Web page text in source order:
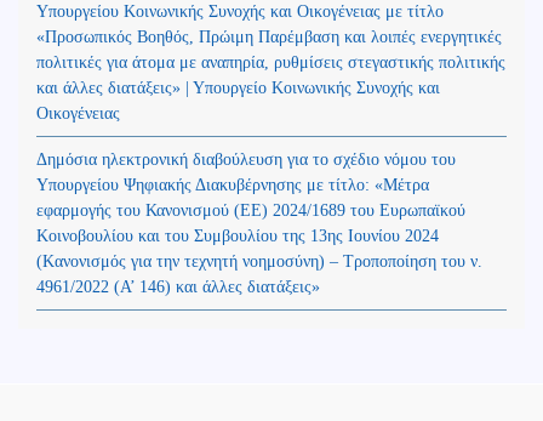
Υπουργείου Κοινωνικής Συνοχής και Οικογένειας με τίτλο
«Προσωπικός Βοηθός, Πρώιμη Παρέμβαση και λοιπές ενεργητικές
πολιτικές για άτομα με αναπηρία, ρυθμίσεις στεγαστικής πολιτικής
και άλλες διατάξεις» | Υπουργείο Κοινωνικής Συνοχής και
Οικογένειας
Δημόσια ηλεκτρονική διαβούλευση για το σχέδιο νόμου του
Υπουργείου Ψηφιακής Διακυβέρνησης με τίτλο: «Μέτρα
εφαρμογής του Κανονισμού (ΕΕ) 2024/1689 του Ευρωπαϊκού
Κοινοβουλίου και του Συμβουλίου της 13ης Ιουνίου 2024
(Kανονισμός για την τεχνητή νοημοσύνη) – Τροποποίηση του ν.
4961/2022 (Α’ 146) και άλλες διατάξεις»